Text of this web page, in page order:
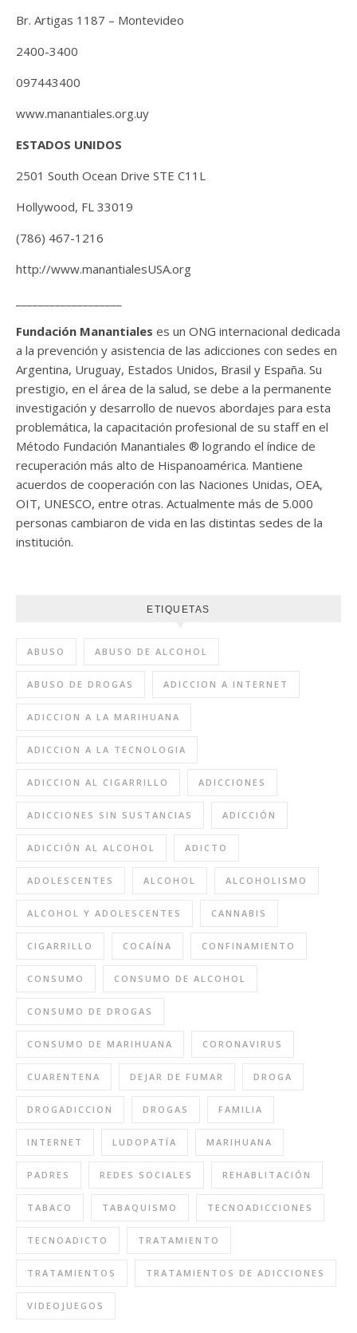
Br. Artigas 1187 – Montevideo
2400-3400
097443400
www.manantiales.org.uy
ESTADOS UNIDOS
2501 South Ocean Drive STE C11L
Hollywood, FL 33019
(786) 467-1216
http://www.manantialesUSA.org
Fundación Manantiales es un ONG internacional dedicada
a la prevención y asistencia de las adicciones con sedes en
Argentina, Uruguay, Estados Unidos, Brasil y España. Su
prestigio, en el área de la salud, se debe a la permanente
investigación y desarrollo de nuevos abordajes para esta
problemática, la capacitación profesional de su staff en el
Método Fundación Manantiales ® logrando el índice de
recuperación más alto de Hispanoamérica. Mantiene
acuerdos de cooperación con las Naciones Unidas, OEA,
OIT, UNESCO, entre otras. Actualmente más de 5.000
personas cambiaron de vida en las distintas sedes de la
institución.
ETIQUETAS
ABUSO ABUSO DE ALCOHOL
ABUSO DE DROGAS ADICCION A INTERNET
ADICCION A LA MARIHUANA
ADICCION A LA TECNOLOGIA
ADICCION AL CIGARRILLO ADICCIONES
ADICCIONES SIN SUSTANCIAS ADICCIÓN
ADICCIÓN AL ALCOHOL ADICTO
ADOLESCENTES ALCOHOL ALCOHOLISMO
ALCOHOL Y ADOLESCENTES CANNABIS
CIGARRILLO COCAÍNA CONFINAMIENTO
CONSUMO CONSUMO DE ALCOHOL
CONSUMO DE DROGAS
CONSUMO DE MARIHUANA CORONAVIRUS
CUARENTENA DEJAR DE FUMAR DROGA
DROGADICCION DROGAS FAMILIA
INTERNET LUDOPATÍA MARIHUANA
PADRES REDES SOCIALES REHABLITACIÓN
TABACO TABAQUISMO TECNOADICCIONES
TECNOADICTO TRATAMIENTO
TRATAMIENTOS TRATAMIENTOS DE ADICCIONES
VIDEOJUEGOS